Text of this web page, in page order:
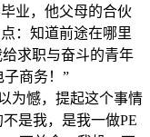
业，他父母的合伙
：知道前途在哪里
求职与奋斗的青年
子商务！”
为憾，提起这个事情
是我，是我一做PE